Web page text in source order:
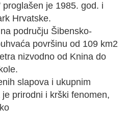
proglašen je 1985. god. i
Hrvatske.
području Šibensko-
površinu od 109 km2
nizvodno od Knina do
slapova i ukupnim
prirodni i krški fenomen,